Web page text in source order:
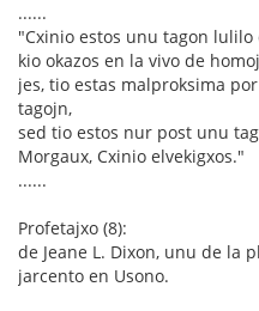
......
"Cxinio estos unu tagon lulilo
kio okazos en la vivo de
jes, tio estas malproksima
tagojn,
sed tio estos nur post unu
Morgaux, Cxinio elvekigxos."
......
Profetajxo (8):
de Jeane L. Dixon, unu de la
jarcento en Usono.